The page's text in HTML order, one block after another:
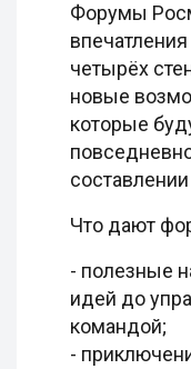
Форумы
четырёх
новые
которые
Что дают
- полезные
идей до
командой;
-